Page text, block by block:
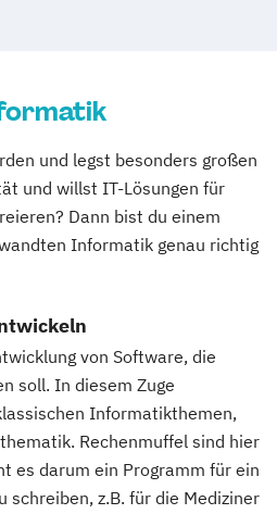
und legst besonders großen
und willst IT-Lösungen für
Dann bist du einem
Informatik genau richtig
von Software, die
soll. In diesem Zuge
Informatikthemen,
Rechenmuffel sind hier
es darum ein Programm für ein
schreiben, z.B. für die Mediziner